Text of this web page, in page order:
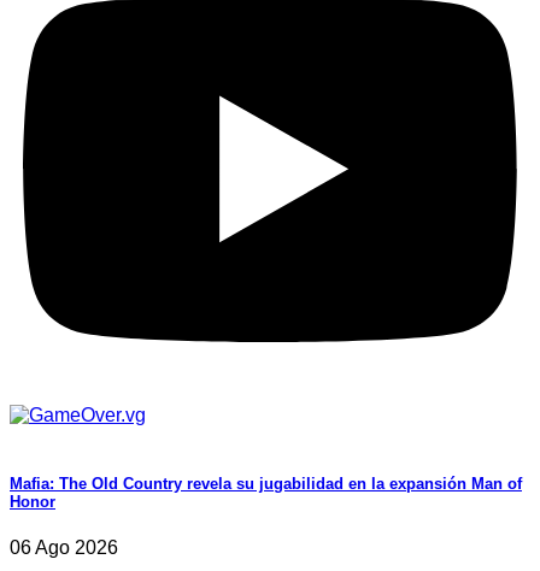
Mafia: The Old Country revela su jugabilidad en la expansión Man of
Honor
06 Ago 2026